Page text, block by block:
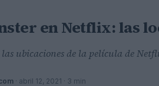
en Netflix: las
ubicaciones de la película de
· abril 12, 2021 · 3 min